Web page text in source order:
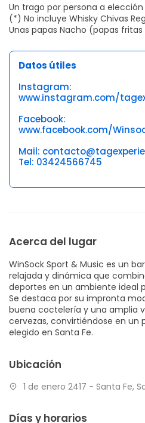
Un trago por persona a
(*) No incluye Whisky Chivas
Unas papas Nacho (papas
Datos útiles
Instagram:
www.instagram.com/
Facebook:
www.facebook.com/
Mail:
Tel: 03424566745
Acerca del lugar
WinSock Sport & Music es un
relajada y dinámica que
deportes en un ambiente ideal
Se destaca por su impronta
buena coctelería y una amplia
cervezas, convirtiéndose en
elegido en Santa Fe.
Ubicación
1 de enero 2417 - Santa Fe,
Días y horarios